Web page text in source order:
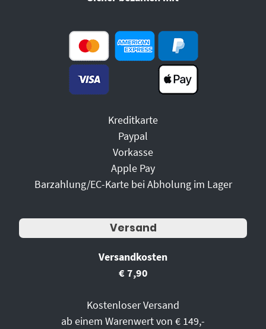
Kreditkarte
Paypal
Vorkasse
Apple Pay
Barzahlung/EC-Karte bei Abholung im Lager
Versand
Versandkosten
€ 7,90
Kostenloser Versand
ab einem Warenwert von € 149,-